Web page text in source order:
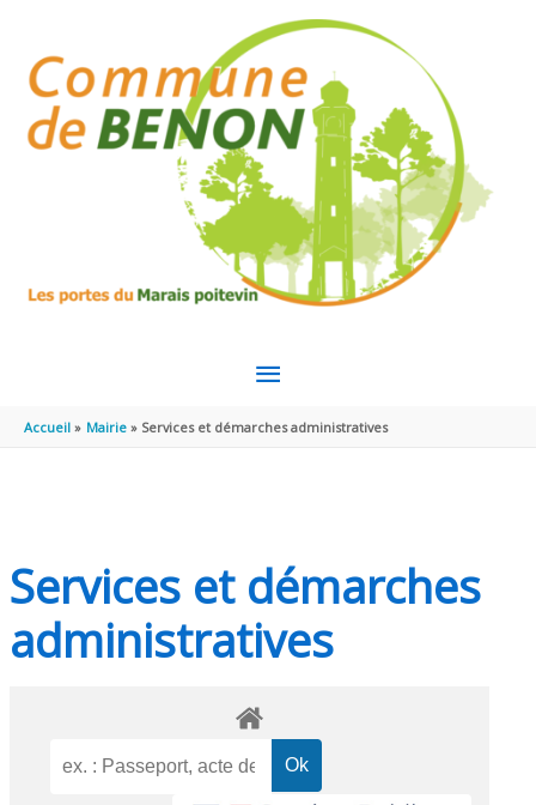
MENU
PRINCIPAL
Accueil Mairie Services et démarches administratives
Services et démarches
administratives